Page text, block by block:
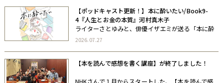
がそこかしこにあるから、手軽に楽 […]
【ポッドキャスト更新！】本に酔いたい/Book9-
4『人生とお金の本質』河村真木子
ライターさとゆみと、俳優イザエミが送る「本に酔
いたい」。 お互いがお互いに「この本を読んでほし
いは、お金の話！私がいかにザルか […]
2026.07.27
【本を読んで感想を書く講座】が終了しました！